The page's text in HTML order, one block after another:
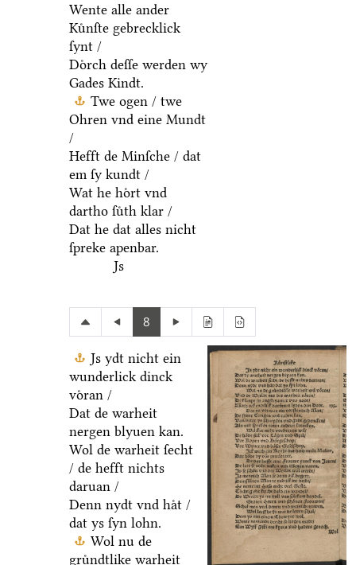
Wente alle ander
Kuͤnſte gebrecklick
ſynt /
Doͤrch deſſe werden wy
Gades Kindt.
Twe ogen / twe
Ohren vnd eine Mundt
/
Hefft de Minſche / dat
em ſy kundt /
Wat he hoͤrt vnd
dartho ſuͤth klar /
Dat he dat alles nicht
ſpreke apenbar.
Js
8
Js ydt nicht ein
wunderlick dinck
voͤran /
Dat de warheit
nergen blyuen kan.
Wol de warheit ſecht
/ de hefft nichts
daruan /
Denn nydt vnd haͤt /
dat ys ſyn lohn.
Wol nu de
gruͤndtlike warheit